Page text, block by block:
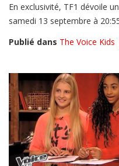
En exclusivité, TF1 dévoile
samedi 13 septembre à
Publié dans The Voice Kids